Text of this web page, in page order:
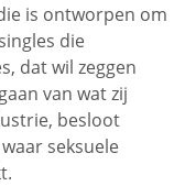
is ontworpen om
die
dat wil zeggen
van wat zij
besloot
seksuele